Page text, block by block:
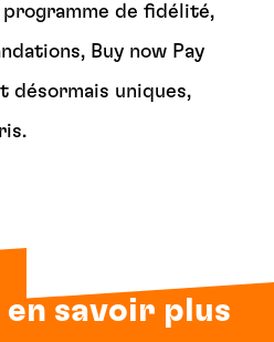
de fidélité,
Buy now Pay
désormais uniques,
en savoir plus